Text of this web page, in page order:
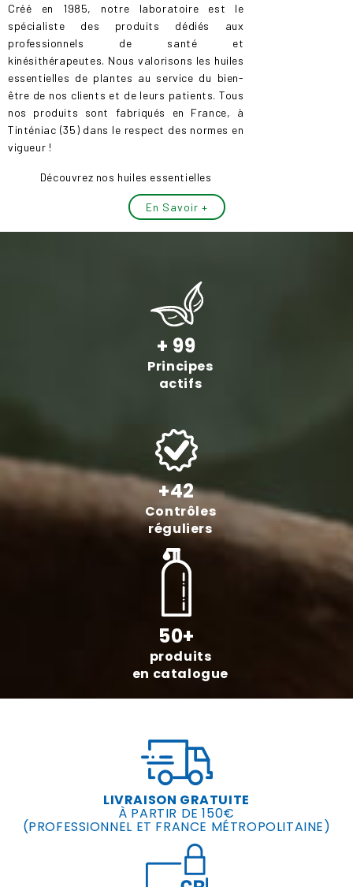
Créé en 1985, notre laboratoire est le
spécialiste des produits dédiés aux
professionnels de santé et
kinésithérapeutes. Nous valorisons les huiles
essentielles de plantes au service du bien-
être de nos clients et de leurs patients. Tous
nos produits sont fabriqués en France, à
Tinténiac (35) dans le respect des normes en
vigueur !
Découvrez nos huiles essentielles
En Savoir +
+ 99
Principes
actifs
+42
Contrôles
réguliers
50+
produits
en catalogue
LIVRAISON GRATUITE
À PARTIR DE 150€
(PROFESSIONNEL ET FRANCE MÉTROPOLITAINE)